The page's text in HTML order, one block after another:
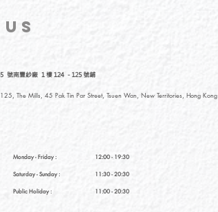
US
號南豐紗廠 1 樓 124 - 125 號鋪
The Mills, 45 Pak Tin Par Street, Tsuen Wan, New Territories, Hong Kong
Monday - Friday :
Saturday- Sunday :
Public Holiday :
12:00 - 19:30
11:30 - 20:30
11:00 - 20:30